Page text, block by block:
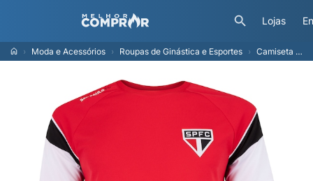
Lojas
Moda e Acessórios Roupas de Ginástica e Esportes Camiseta do São Paulo Dry Masculina